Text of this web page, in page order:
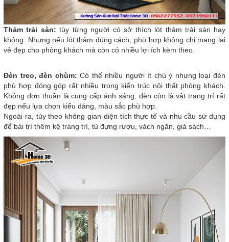
Thảm trải sàn:tùy từng người có sở thích lót thảm trải sàn hay
không. Nhưng nếu lót thảm đúng cách, phù hợp không chỉ mang lại
vẻ đẹp cho phòng khách mà còn có nhiều lợi ích kèm theo.
Đèn treo, đèn chùm: Có thể nhiều người ít chú ý nhưng loại đèn
phù hợp đóng góp rất nhiều trong kiến trúc nội thất phòng khách.
Không đơn thuần là cung cấp ánh sáng, đèn còn là vật trang trí rất
đẹp nếu lựa chọn kiểu dáng, màu sắc phù hợp.
Ngoài ra, tùy theo không gian diện tích thực tế và nhu cầu sử dụng
để bài trí thêm kệ trang trí, tủ đựng rượu, vách ngăn, giá sách…